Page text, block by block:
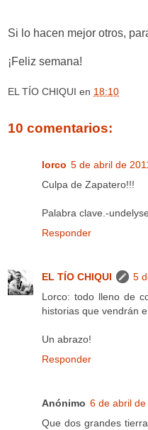
Si lo hacen mejor otros,
¡Feliz semana!
EL TÍO CHIQUI en 18:10
10 comentarios:
lorco 5 de abril de
Culpa de Zapatero!!!
Palabra clave.-undelyse
Responder
EL TÍO CHIQUI
5
Lorco: todo lleno de
historias que vendrán
Un abrazo!
Responder
Anónimo 6 de abril
Que dos grandes